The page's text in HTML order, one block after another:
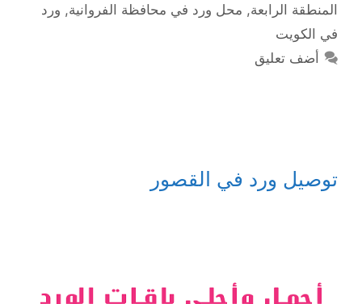
المنطقة الرابعة, محل ورد في محافظة الفروانية, ورد
في الكويت
أضف تعليق
توصيل ورد في القصور